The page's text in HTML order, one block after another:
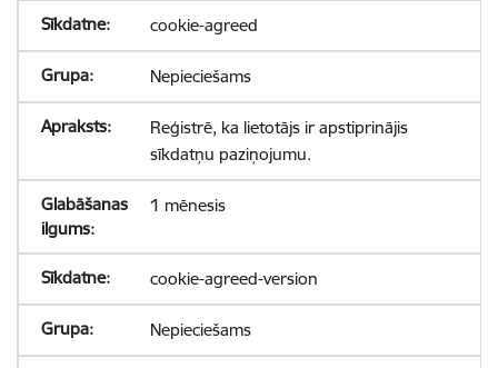
cookie-agreed
Nepieciešams
Reģistrē, ka lietotājs ir apstiprinājis
sīkdatņu paziņojumu.
1 mēnesis
cookie-agreed-version
Nepieciešams